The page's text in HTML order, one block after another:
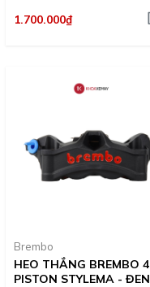
1.700.000₫
Brembo
HEO THẮNG BREMBO 4
PISTON STYLEMA - ĐEN